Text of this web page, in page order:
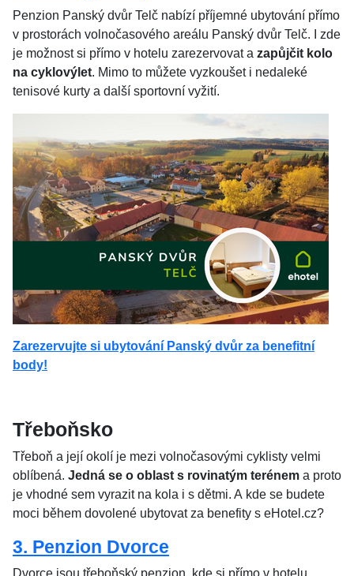
Penzion Panský dvůr Telč nabízí příjemné ubytování přímo
v prostorách volnočasového areálu Panský dvůr Telč. I zde
je možnost si přímo v hotelu zarezervovat a zapůjčit kolo
na cyklovýlet. Mimo to můžete vyzkoušet i nedaleké
tenisové kurty a další sportovní vyžití.
Zarezervujte si ubytování Panský dvůr za benefitní
body!
Třeboňsko
Třeboň a její okolí je mezi volnočasovými cyklisty velmi
oblíbená. Jedná se o oblast s rovinatým terénem a proto
je vhodné sem vyrazit na kola i s dětmi. A kde se budete
moci během dovolené ubytovat za benefity s eHotel.cz?
3. Penzion Dvorce
Dvorce jsou třeboňský penzion, kde si přímo v hotelu